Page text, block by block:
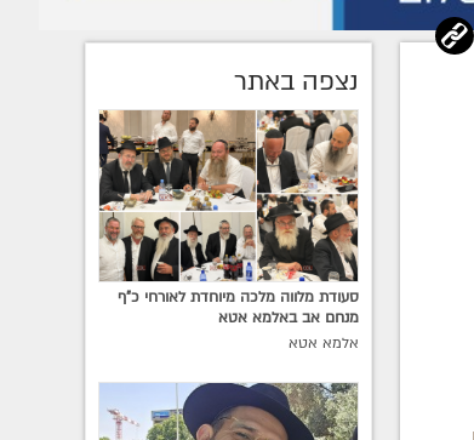
נצפה באתר
סעודת מלווה מלכה מיוחדת לאורחי כ"ף
מנחם אב באלמא אטא
אלמא אטא